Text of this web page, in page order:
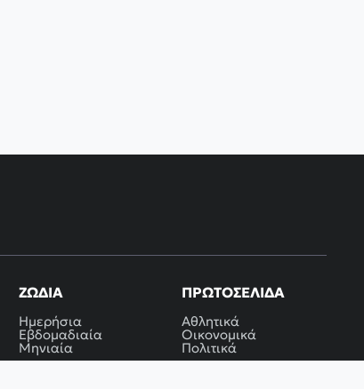
ΖΏΔΙΑ
Ημερήσια
Εβδομαδιαία
Μηνιαία
ΠΡΩΤΟΣΈΛΙΔΑ
Αθλητικά
Οικονομικά
Πολιτικά